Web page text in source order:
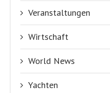
Veranstaltungen
Wirtschaft
World News
Yachten